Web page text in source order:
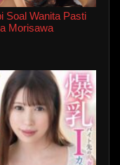
Soal Wanita Pasti
Morisawa